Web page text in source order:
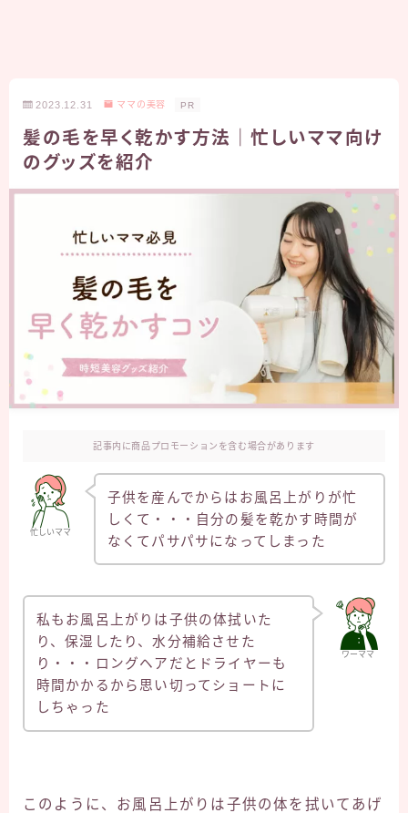
2023.12.31 ママの美容 PR
髪の毛を早く乾かす方法｜忙しいママ向け
のグッズを紹介
記事内に商品プロモーションを含む場合があります
忙しいママ
子供を産んでからはお風呂上がりが忙
しくて・・・自分の髪を乾かす時間が
なくてパサパサになってしまった
ワーママ
私もお風呂上がりは子供の体拭いた
り、保湿したり、水分補給させた
り・・・ロングヘアだとドライヤーも
時間かかるから思い切ってショートに
しちゃった
このように、お風呂上がりは子供の体を拭いてあげ